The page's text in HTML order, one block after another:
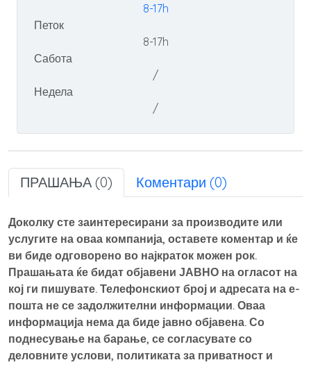
8-17h
Петок
8-17h
Сабота
/
Недела
/
ПРАШАЊА (0) Коментари (0)
Доколку сте заинтересирани за производите или
услугите на оваа компанија, оставете коментар и ќе
ви биде одговорено во најкраток можен рок.
Прашањата ќе бидат објавени ЈАВНО на огласот на
кој ги пишувате. Телефонскиот број и адресата на е-
пошта не се задолжителни информации. Оваа
информација нема да биде јавно објавена. Со
поднесување на барање, се согласувате со
деловните услови, политиката за приватност и